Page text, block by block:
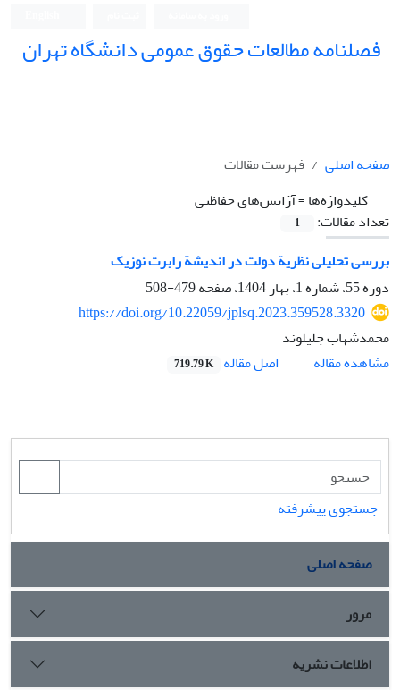
فصلنامه مطالعات حقوق عمومی دانشگاه تهران
صفحه اصلی
فهرست مقالات
کلیدواژه‌ها =آژانس‌های حفاظتی
تعداد مقالات:
1
بررسی تحلیلی نظریة دولت در اندیشة رابرت نوزیک
دوره 55، شماره 1، بهار 1404، صفحه
479-508
https://doi.org/10.22059/jplsq.2023.359528.3320
محمدشهاب جلیلوند
مشاهده مقاله
اصل مقاله 719.79 K
جستجوی پیشرفته
صفحه اصلی
مرور
اطلاعات نشریه